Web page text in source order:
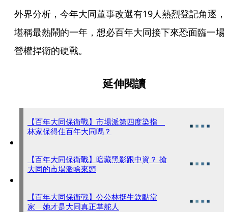
外界分析，今年大同董事改選有19人熱烈登記角逐，
堪稱最熱鬧的一年，想必百年大同接下來恐面臨一場
營權捍衛的硬戰。
延伸閱讀
【百年大同保衛戰】市場派第四度染指
林家保得住百年大同嗎？
【百年大同保衛戰】暗藏黑影跟中資？ 搶
大同的市場派啥來頭
【百年大同保衛戰】公公林挺生欽點當
家 她才是大同真正掌舵人